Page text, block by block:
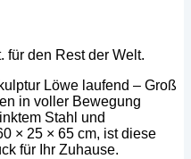
für den Rest der Welt.
Löwe laufend – Groß
in voller Bewegung
Stahl und
× 25 × 65 cm, ist diese
für Ihr Zuhause.